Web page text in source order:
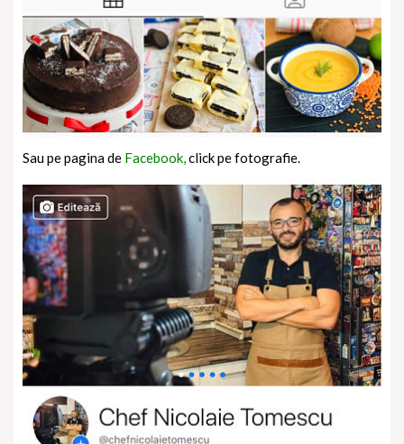
Sau pe pagina de Facebook,click pe fotografie.